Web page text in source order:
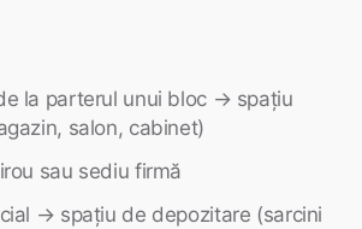
la parterul unui bloc → spațiu
salon, cabinet)
sau sediu firmă
→ spațiu de depozitare (sarcini